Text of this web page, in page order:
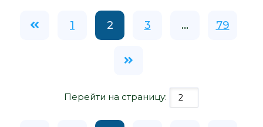
1 2 3 ... 79
Перейти на страницу: